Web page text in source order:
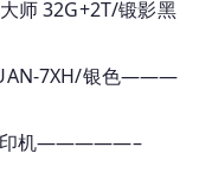
师 32G+2T/锻影黑
7XH/银色———
打印机—————–